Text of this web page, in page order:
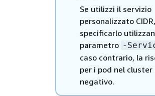
Se utilizzi il servizio
personalizzato
specificarlo
parametro -
caso contrario, la
per i pod nel
negativo.